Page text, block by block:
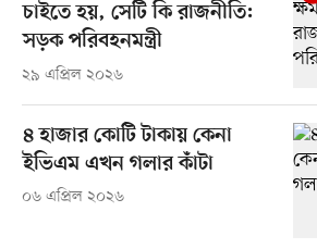
চাইতে হয়, সেটি কি রাজনীতি:
সড়ক পরিবহনমন্ত্রী
২৯ এপ্রিল ২০২৬
৪ হাজার কোটি টাকায় কেনা
ইভিএম এখন গলার কাঁটা
০৬ এপ্রিল ২০২৬